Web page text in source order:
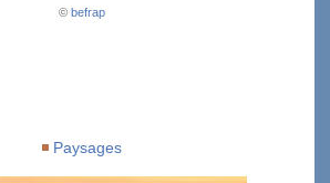
© befrap
Paysages